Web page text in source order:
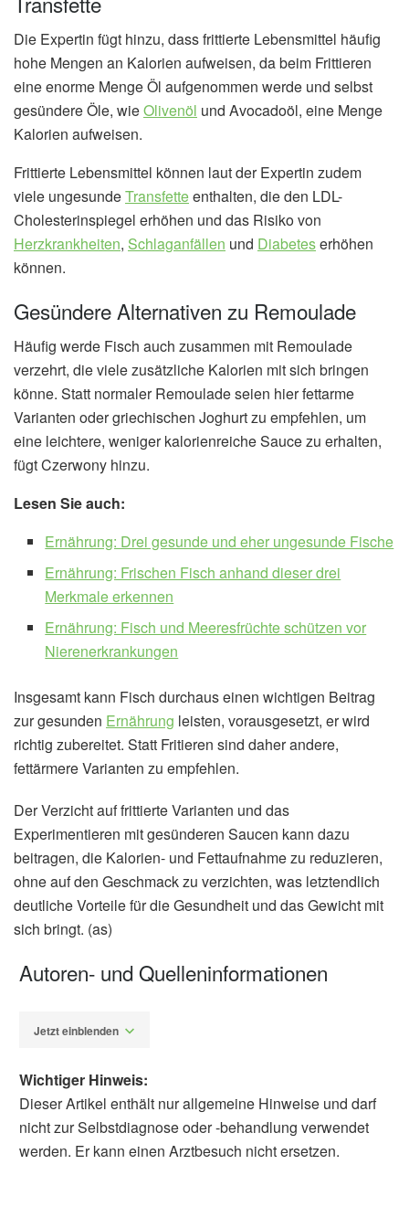
Die Expertin fügt hinzu, dass frittierte Lebensmittel häufig
hohe Mengen an Kalorien aufweisen, da beim Frittieren
eine enorme Menge Öl aufgenommen werde und selbst
gesündere Öle, wieOlivenöl und Avocadoöl, eine Menge
Kalorien aufweisen.
Frittierte Lebensmittel können laut der Expertin zudem
viele ungesundeTransfetteenthalten, die den LDL-
Cholesterinspiegel erhöhen und das Risiko von
Herzkrankheiten, Schlaganfällen und Diabeteserhöhen
können.
Gesündere Alternativen zu Remoulade
Häufig werde Fisch auch zusammen mit Remoulade
verzehrt, die viele zusätzliche Kalorien mit sich bringen
könne. Statt normaler Remoulade seien hier fettarme
Varianten oder griechischen Joghurt zu empfehlen, um
eine leichtere, weniger kalorienreiche Sauce zu erhalten,
fügt Czerwony hinzu.
Lesen Sie auch:
Ernährung: Drei gesunde und eher ungesunde Fische
Ernährung: Frischen Fisch anhand dieser drei
Merkmale erkennen
Ernährung: Fisch und Meeresfrüchte schützen vor
Nierenerkrankungen
Insgesamt kann Fisch durchaus einen wichtigen Beitrag
zur gesunden Ernährung leisten, vorausgesetzt, er wird
richtig zubereitet. Statt Fritieren sind daher andere,
fettärmere Varianten zu empfehlen.
Der Verzicht auf frittierte Varianten und das
Experimentieren mit gesünderen Saucen kann dazu
beitragen, die Kalorien- und Fettaufnahme zu reduzieren,
ohne auf den Geschmack zu verzichten, was letztendlich
deutliche Vorteile für die Gesundheit und das Gewicht mit
sich bringt. (as)
Autoren- und Quelleninformationen
Jetzt einblenden
Wichtiger Hinweis:
Dieser Artikel enthält nur allgemeine Hinweise und darf
nicht zur Selbstdiagnose oder -behandlung verwendet
werden. Er kann einen Arztbesuch nicht ersetzen.